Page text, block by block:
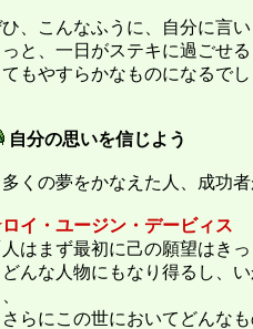
、こんなふうに、自分に言
っと、一日がステキに過ごせ
てもやすらかなものになるで
自分の思いを信じよう
くの夢をかなえた人、成功
イ・ユージン・デービィス
人はまず最初に己の願望はき
んな人物にもなり得るし、
らにこの世においてどんな